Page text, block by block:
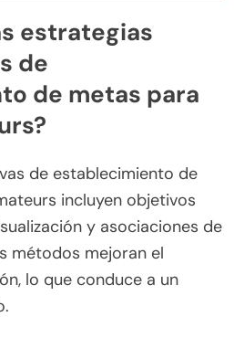
estrategias
de
de metas para
de establecimiento de
incluyen objetivos
y asociaciones de
métodos mejoran el
lo que conduce a un